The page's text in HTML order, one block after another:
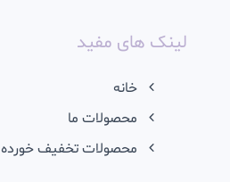
لینک های مفید
خانه
محصولات ما
محصولات تخفیف خورده